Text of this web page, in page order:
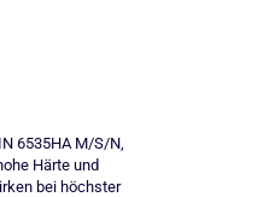
6535HA M/S/N,
Härte und
bei höchster